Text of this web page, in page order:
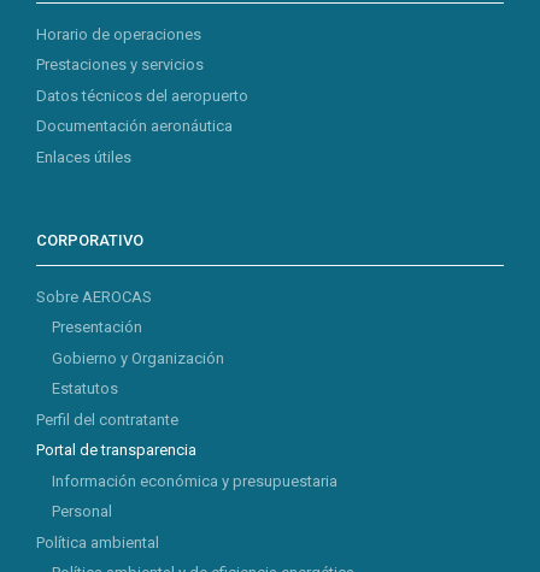
Horario de operaciones
Prestaciones y servicios
Datos técnicos del aeropuerto
Documentación aeronáutica
Enlaces útiles
CORPORATIVO
Sobre AEROCAS
Presentación
Gobierno y Organización
Estatutos
Perfil del contratante
Portal de transparencia
Información económica y presupuestaria
Personal
Política ambiental